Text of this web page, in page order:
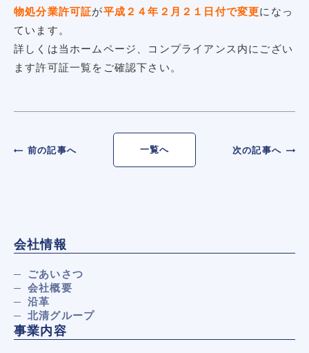
物処分業許可証が平成２４年２月２１日付で変更になっ
ています。
詳しくは当ホームページ、コンプライアンス内にござい
ます許可証一覧をご確認下さい。
前の記事へ 一覧へ 次の記事へ
会社情報
ごあいさつ
会社概要
沿革
北清グループ
事業内容